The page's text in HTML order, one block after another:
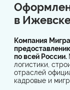
в
Компания
по всей России.
логистики,
отраслей
кадровые и